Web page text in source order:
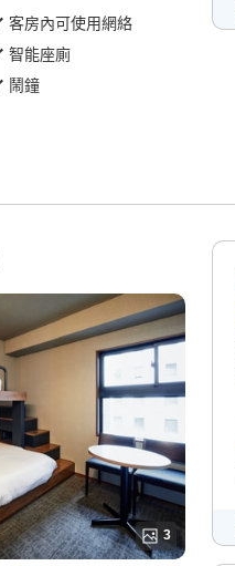
客房內可使用網絡
智能座廁
鬧鐘
3